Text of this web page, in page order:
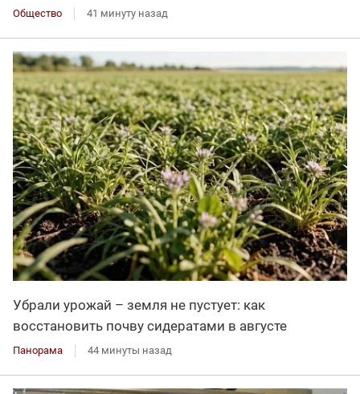
Общество 41 минуту назад
Убрали урожай – земля не пустует: как
восстановить почву сидератами в августе
Панорама 44 минуты назад